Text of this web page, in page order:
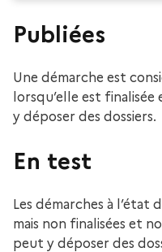
Publiées
Une démarche est
lorsqu’elle est
y déposer des dossiers.
En test
Les démarches à l’état
mais non finalisées et
peut y déposer des